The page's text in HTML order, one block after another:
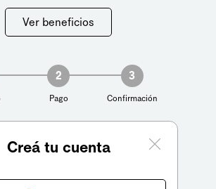
Ver beneficios
2
Pago
3
Confirmación
Creá tu cuenta